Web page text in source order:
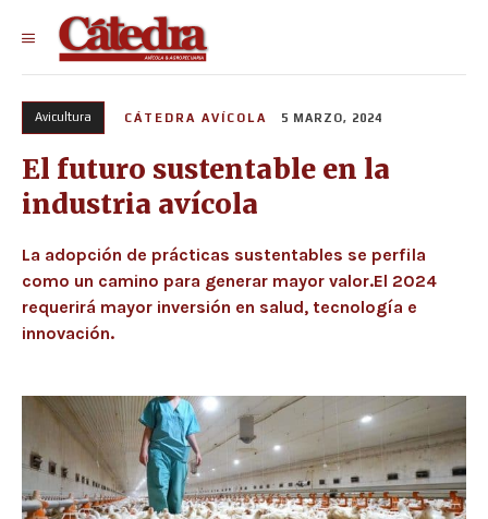
Avicultura CÁTEDRA AVÍCOLA 5 MARZO, 2024
El futuro sustentable en la
industria avícola
La adopción de prácticas sustentables se perfila
como un camino para generar mayor valor.El 2024
requerirá mayor inversión en salud, tecnología e
innovación.